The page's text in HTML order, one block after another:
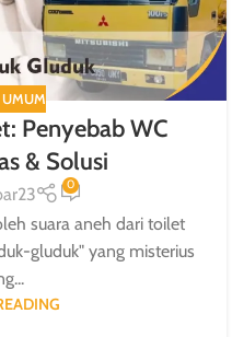
UMUM
Penyebab WC
& Solusi
0
suara aneh dari toilet
gluduk" yang misterius